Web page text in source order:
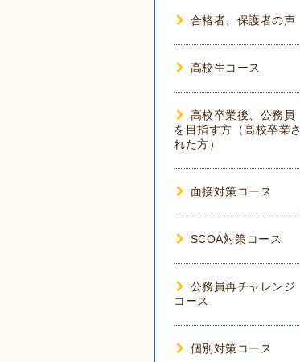
合格者、保護者の声
高校生コース
高校卒業後、公務員
を目指す方（高校卒業さ
れた方）
面接対策コース
SCOA対策コース
公務員再チャレンジ
コース
個別対策コース